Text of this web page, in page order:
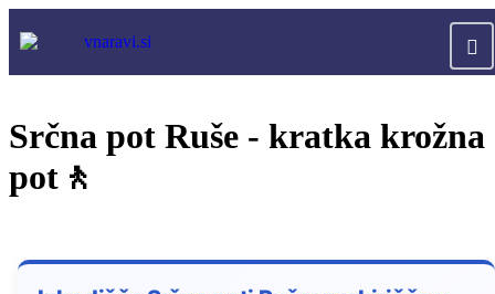
Srčna pot Ruše - kratka krožna
pot🚶